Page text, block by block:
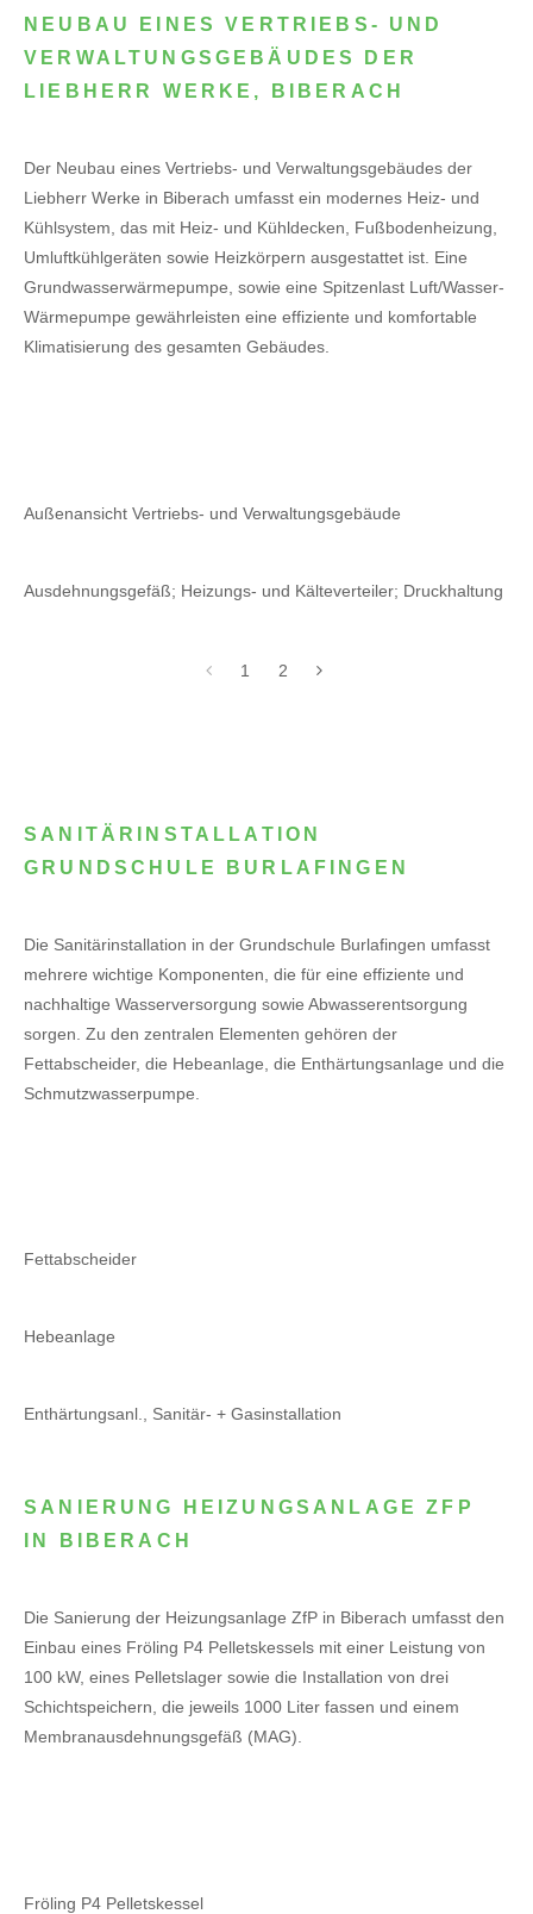
NEUBAU EINES VERTRIEBS- UND
VERWALTUNGSGEBÄUDES DER
LIEBHERR WERKE, BIBERACH
Der Neubau eines Vertriebs- und Verwaltungsgebäudes der
Liebherr Werke in Biberach umfasst ein modernes Heiz- und
Kühlsystem, das mit Heiz- und Kühldecken, Fußbodenheizung,
Umluftkühlgeräten sowie Heizkörpern ausgestattet ist. Eine
Grundwasserwärmepumpe, sowie eine Spitzenlast Luft/Wasser-
Wärmepumpe gewährleisten eine effiziente und komfortable
Klimatisierung des gesamten Gebäudes.
Außenansicht Vertriebs- und Verwaltungsgebäude
Ausdehnungsgefäß; Heizungs- und Kälteverteiler; Druckhaltung
1 2
SANITÄRINSTALLATION
GRUNDSCHULE BURLAFINGEN
Die Sanitärinstallation in der Grundschule Burlafingen umfasst
mehrere wichtige Komponenten, die für eine effiziente und
nachhaltige Wasserversorgung sowie Abwasserentsorgung
sorgen. Zu den zentralen Elementen gehören der
Fettabscheider, die Hebeanlage, die Enthärtungsanlage und die
Schmutzwasserpumpe.
Fettabscheider
Hebeanlage
Enthärtungsanl., Sanitär- + Gasinstallation
SANIERUNG HEIZUNGSANLAGE ZFP
IN BIBERACH
Die Sanierung der Heizungsanlage ZfP in Biberach umfasst den
Einbau eines Fröling P4 Pelletskessels mit einer Leistung von
100 kW, eines Pelletslager sowie die Installation von drei
Schichtspeichern, die jeweils 1000 Liter fassen und einem
Membranausdehnungsgefäß (MAG).
Fröling P4 Pelletskessel